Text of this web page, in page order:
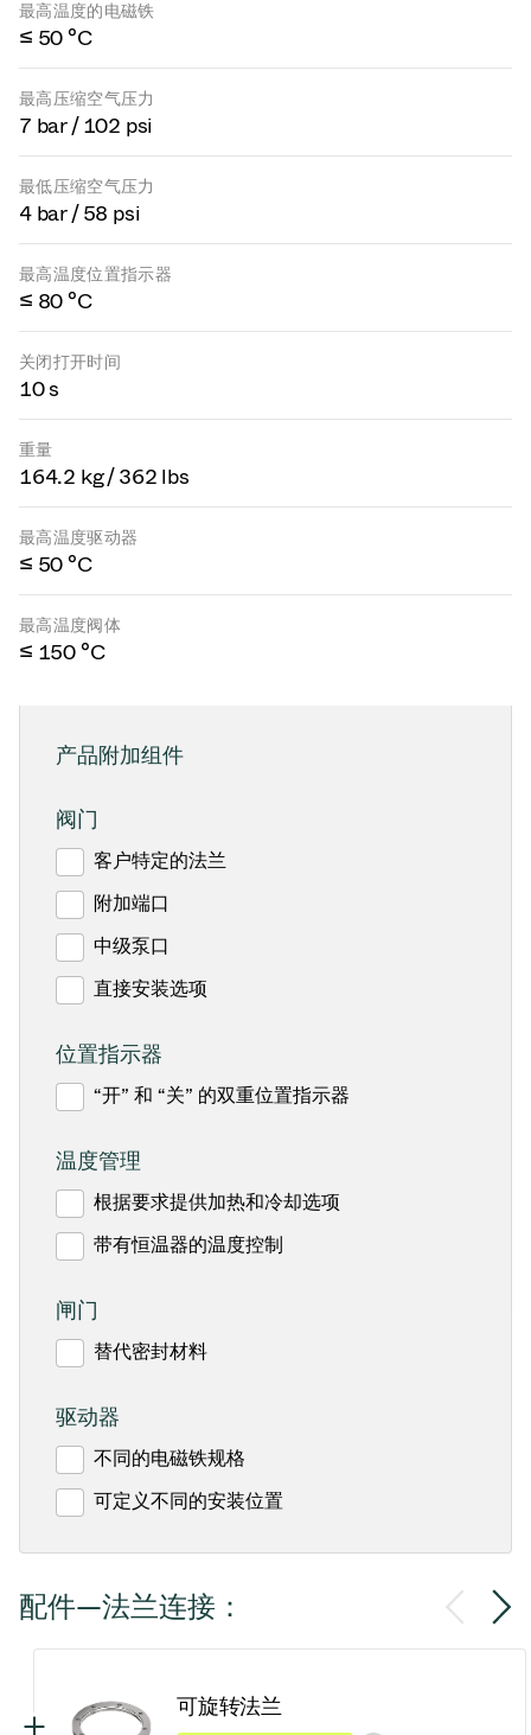
最高温度的电磁铁
≤ 50 °C
最高压缩空气压力
7 bar / 102 psi
最低压缩空气压力
4 bar / 58 psi
最高温度位置指示器
≤ 80 °C
关闭打开时间
10 s
重量
164.2 kg / 362 lbs
最高温度驱动器
≤ 50 °C
最高温度阀体
≤ 150 °C
产品附加组件
阀门
客户特定的法兰
附加端口
中级泵口
直接安装选项
位置指示器
“开” 和 “关” 的双重位置指示器
温度管理
根据要求提供加热和冷却选项
带有恒温器的温度控制
闸门
替代密封材料
驱动器
不同的电磁铁规格
可定义不同的安装位置
配件—法兰连接：
可旋转法兰